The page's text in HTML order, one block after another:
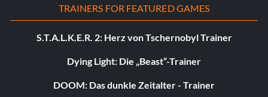
TRAINERS FOR FEATURED GAMES
S.T.A.L.K.E.R. 2: Herz von Tschernobyl Trainer
Dying Light: Die „Beast“-Trainer
DOOM: Das dunkle Zeitalter - Trainer